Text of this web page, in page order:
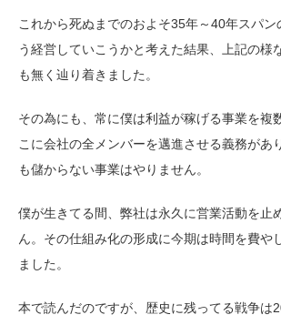
これから死ぬまでのおよそ35年～40年スパ
う経営していこうかと考えた結果、上記の様
も無く辿り着きました。
その為にも、常に僕は利益が稼げる事業を複
こに会社の全メンバーを邁進させる義務があ
も儲からない事業はやりません。
僕が生きてる間、弊社は永久に営業活動を止
ん。その仕組み化の形成に今期は時間を費や
ました。
本で読んだのですが、歴史に残ってる戦争は